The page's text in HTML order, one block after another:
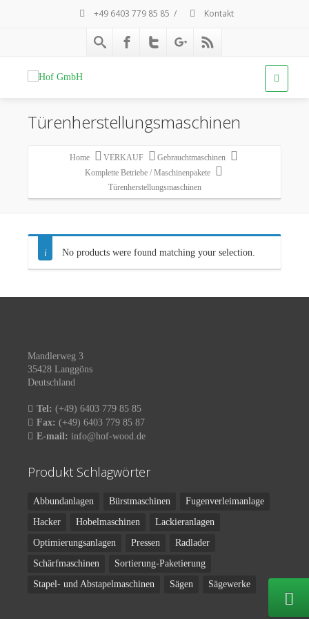
+49 6403 779 85 85 / Kontakt
Türenherstellungsmaschinen
Home VERKAUF
Gebrauchtmaschinen
Komplette Betriebe / Maschinenpakete
Türenherstellungsmaschinen
No products were found matching your selection.
Mandlerweg 3
35428 Langgöns
Deutschland
Tel: (+49) 6403 779 85 85
Fax: (+49) 6403 779 85 87
E-mail: info@hof-wood.de
Produkt Schlagwörter
Abbundanlagen Bürstmaschinen
Fugenverleimanlage
Hacker
Hobelmaschinen
Lackieranlagen
Optimierungsanlagen
Pressen
Radlader
Schärfmaschinen
Sortierung-Paketierung
Stapel- und Abstapelmaschinen
Sägen Sägewerke